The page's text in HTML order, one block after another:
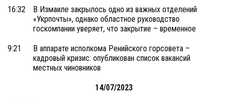
16:32
В Измаиле закрылось одно из важных отделений
«Укрпочты», однако областное руководство
госкомпании уверяет, что закрытие – временное
9:21
В аппарате исполкома Ренийского горсовета –
кадровый кризис: опубликован список вакансий
местных чиновников
14/07/2023